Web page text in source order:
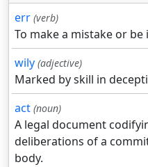
err (verb)
To make a mistake or be
wily (adjective)
Marked by skill in
act (noun)
A legal document
deliberations of a
body.